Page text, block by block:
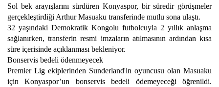
Sol bek arayışlarını sürdüren Konyaspor, bir süredir görüşmeler
gerçekleştirdiği Arthur Masuaku transferinde mutlu sona ulaştı.
32 yaşındaki Demokratik Kongolu futbolcuyla 2 yıllık anlaşma
sağlanırken, transferin resmi imzaların atılmasının ardından kısa
süre içerisinde açıklanması bekleniyor.
Bonservis bedeli ödenmeyecek
Premier Lig ekiplerinden Sunderland'in oyuncusu olan Masuaku
için Konyaspor’un bonservis bedeli ödemeyeceği öğrenildi.